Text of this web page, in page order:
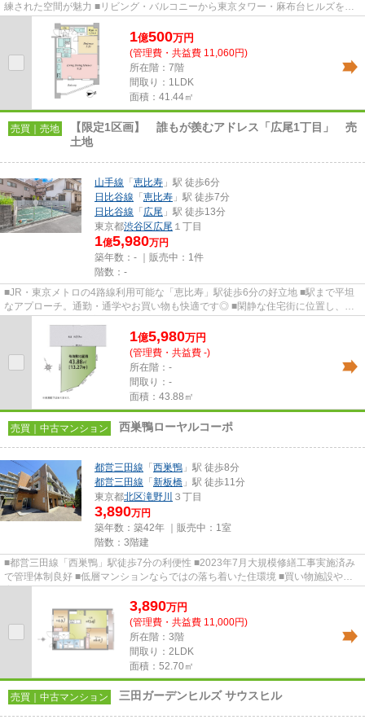
練された空間が魅力 ■リビング・バルコニーから東京タワー・麻布台ヒルズを望
めます（天候による） ■JR「...
1億500万円
(管理費・共益費 11,060円)
所在階：7階
間取り：1LDK
面積：41.44㎡
売買｜売地
【限定1区画】 誰もが羨むアドレス「広尾1丁目」 売
土地
山手線 「 恵比寿 」駅 徒歩6分
日比谷線 「 恵比寿 」駅 徒歩7分
日比谷線 「 広尾 」駅 徒歩13分
東京都渋谷区広尾 １丁目
1億5,980万円
築年数：- ｜販売中： 1件
階数：-
■JR・東京メトロの4路線利用可能な「恵比寿」駅徒歩6分の好立地 ■駅まで平坦
なアプローチ。通勤・通学やお買い物も快適です◎ ■閑静な住宅街に位置し、都
1億5,980万円
(管理費・共益費 -)
所在階：-
間取り：-
面積：43.88㎡
売買｜中古マンション 西巣鴨ローヤルコーポ
都営三田線 「 西巣鴨 」駅 徒歩8分
都営三田線 「 新板橋 」駅 徒歩11分
東京都北区滝野川 ３丁目
3,890万円
築年数：築42年 ｜販売中： 1室
階数：3階建
■都営三田線「西巣鴨」駅徒歩7分の利便性 ■2023年7月大規模修繕工事実施済み
で管理体制良好 ■低層マンションならではの落ち着いた住環境 ■買い物施設や教
3,890万円
(管理費・共益費 11,000円)
所在階：3階
間取り：2LDK
面積：52.70㎡
売買｜中古マンション 三田ガーデンヒルズ サウスヒル